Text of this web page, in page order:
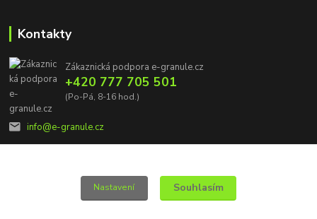
Kontakty
Zákaznická podpora e-granule.cz
+420 777 705 501
(Po-Pá, 8-16 hod.)
info@e-granule.cz
Nastavení Souhlasím